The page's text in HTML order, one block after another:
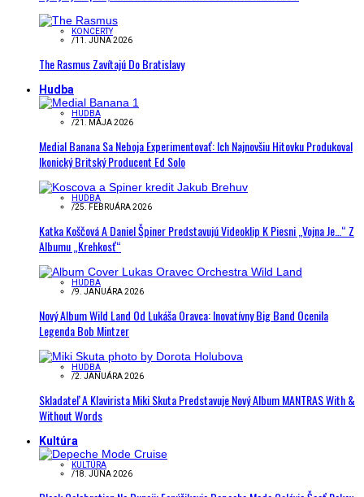
KONCERTY
/11. JÚNA 2026
The Rasmus Zavítajú Do Bratislavy
Hudba
HUDBA
/21. MÁJA 2026
Medial Banana Sa Neboja Experimentovať: Ich Najnovšiu Hitovku Produkoval
Ikonický Britský Producent Ed Solo
HUDBA
/25. FEBRUÁRA 2026
Katka Koščová A Daniel Špiner Predstavujú Videoklip K Piesni „Vojna Je…“ Z
Albumu „Krehkosť“
HUDBA
/9. JANUÁRA 2026
Nový Album Wild Land Od Lukáša Oravca: Inovatívny Big Band Ocenila
Legenda Bob Mintzer
HUDBA
/2. JANUÁRA 2026
Skladateľ A Klavirista Miki Skuta Predstavuje Nový Album MANTRAS With &
Without Words
Kultúra
KULTÚRA
/18. JÚNA 2026